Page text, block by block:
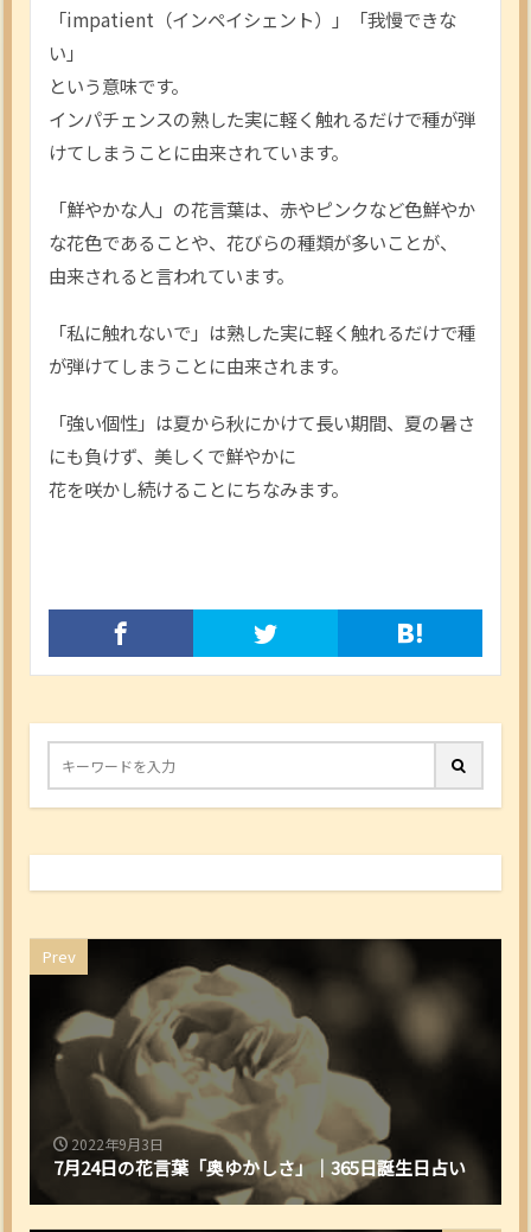
「impatient（インペイシェント）」「我慢できな
い」
という意味です。
インパチェンスの熟した実に軽く触れるだけで種が弾
けてしまうことに由来されています。
「鮮やかな人」の花言葉は、赤やピンクなど色鮮やか
な花色であることや、花びらの種類が多いことが、
由来されると言われています。
「私に触れないで」は熟した実に軽く触れるだけで種
が弾けてしまうことに由来されます。
「強い個性」は夏から秋にかけて長い期間、夏の暑さ
にも負けず、美しくで鮮やかに
花を咲かし続けることにちなみます。
Prev
2022年9月3日
7月24日の花言葉「奥ゆかしさ」｜365日誕生日占い